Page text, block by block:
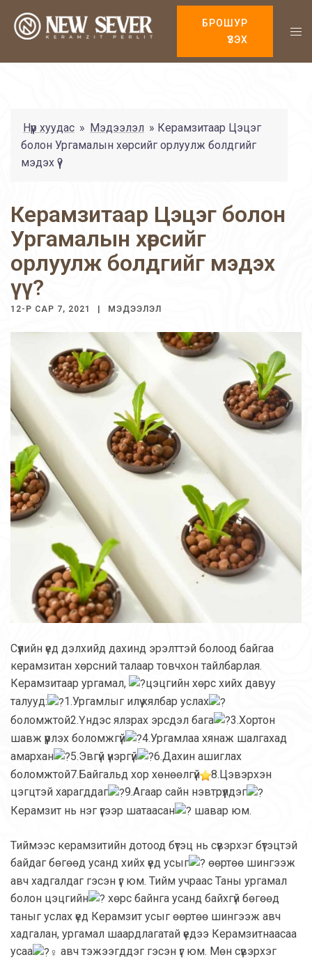
БРОШУР
ҮЗЭХ
Нүүр хуудас » Мэдээлэл » Керамзитаар Цэцэг
болон Ургамалын хөрсийг орлуулж болдгийг
мэдэх үү?
Керамзитаар Цэцэг болон
Ургамалын хөрсийг
орлуулж болдгийг мэдэх
үү?
12-Р САР 7, 2021 МЭДЭЭЛЭЛ
Сүүлийн үед дэлхийд дахинд эрэлттэй болоод байгаа
керамзитан хөрсний талаар товчхон тайлбарлая.
Керамзитаар ургамал,
цэцгийн хөрс хийх давуу
талууд:
1.Ургамлыг илүү хялбар услах
боломжтой2.Үндэс ялзрах эрсдэл бага
3.Хортон
шавж үүрлэх боломжгүй
4.Ургамлаа хянаж шалгахад
амархан
5.Эвгүй үнэргүй
6.Дахин ашиглах
боломжтой7.Байгальд хор хөнөөлгүй
8.Цэвэрхэн
цэгцтэй харагддаг
9.Агаар сайн нэвтрүүлдэг
Керамзит нь нэг үгээр шатаасан
шавар юм.
Тиймээс керамзитийн дотоод бүтэц нь сүвэрхэг бүтэцтэй
байдаг бөгөөд усанд хийх үед усыг
өөртөө шингээж
авч хадгалдаг гэсэн үг юм. Тийм учраас Таны ургамал
болон цэцгийн
хөрс байнга усанд байхгүй бөгөөд
таныг услах үед Керамзит усыг өөртөө шингээж авч
хадгалан, ургамал шаардлагатай үедээ Керамзитнаасаа
усаа
авч тэжээгддэг гэсэн үг юм. Мөн сүвэрхэг